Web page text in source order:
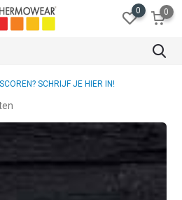
0 0
GRATIS RUILEN